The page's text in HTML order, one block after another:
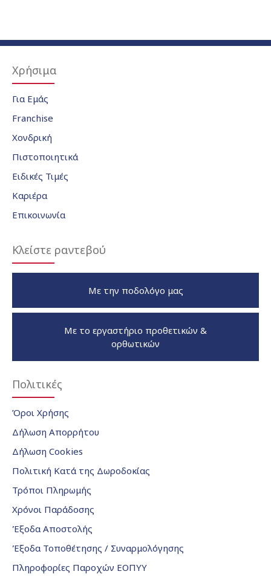
Χρήσιμα
Για Εμάς
Franchise
Χονδρική
Πιστοποιητικά
Ειδικές Τιμές
Καριέρα
Επικοινωνία
Κλείστε ραντεβού
Με την ποδολόγο μας
Με το εργαστήριο προθετικών &
ορθωτικών
Πολιτικές
Όροι Χρήσης
Δήλωση Απορρήτου
Δήλωση Cookies
Πολιτική Κατά της Δωροδοκίας
Τρόποι Πληρωμής
Χρόνοι Παράδοσης
Έξοδα Αποστολής
Έξοδα Τοποθέτησης / Συναρμολόγησης
Πληροφορίες Παροχών ΕΟΠΥΥ